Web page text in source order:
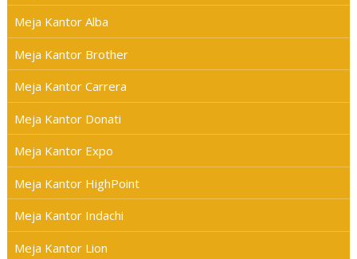
Meja Kantor Alba
Meja Kantor Brother
Meja Kantor Carrera
Meja Kantor Donati
Meja Kantor Expo
Meja Kantor HighPoint
Meja Kantor Indachi
Meja Kantor Lion